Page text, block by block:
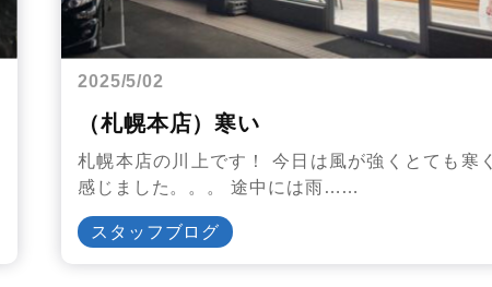
2025/5/02
（札幌本店）寒い
札幌本店の川上です！ 今日は風が強くとても寒く
感じました。。。 途中には雨……
スタッフブログ